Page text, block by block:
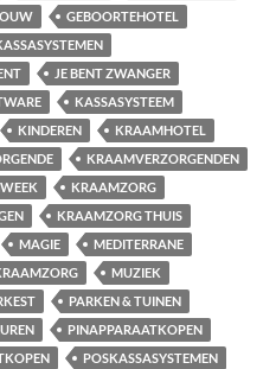
GEBOORTEHOTEL
JE BENT ZWANGER
KASSASYSTEEM
KINDEREN
KRAAMHOTEL
KRAAMVERZORGENDEN
KRAAMZORG
KRAAMZORG THUIS
MAGIE
MEDITERRANE
MUZIEK
PARKEN & TUINEN
PINAPPARAATKOPEN
POSKASSASYSTEMEN